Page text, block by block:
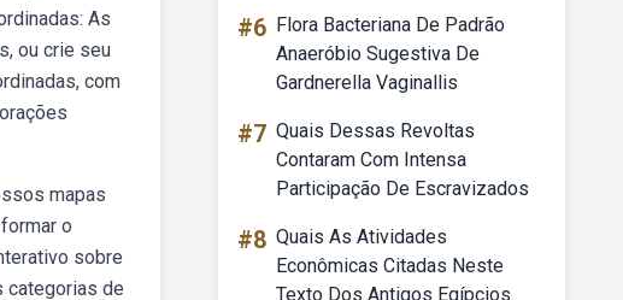
As
ou crie seu
com
mapas
o
sobre
categorias de
#6 Flora Bacteriana De Padrão
Anaeróbio Sugestiva De
Gardnerella Vaginallis
#7 Quais Dessas Revoltas
Contaram Com Intensa
Participação De Escravizados
#8 Quais As Atividades
Econômicas Citadas Neste
Texto Dos Antigos Egípcios